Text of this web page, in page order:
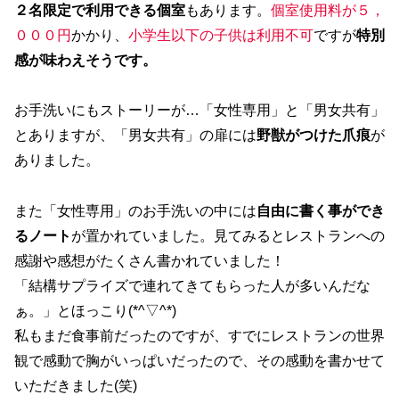
２名限定で利用できる個室もあります。 個室使用料が５，
０００円かかり、 小学生以下の子供は利用不可ですが特別
感が味わえそうです。
お手洗いにもストーリーが…「女性専用」と「男女共有」
とありますが、「男女共有」の扉には野獣がつけた爪痕が
ありました。
また「女性専用」のお手洗いの中には自由に書く事ができ
るノート が置かれていました。見てみるとレストランへの
感謝や感想がたくさん書かれていました！
「結構サプライズで連れてきてもらった人が多いんだな
ぁ。」とほっこり(*^▽^*)
私もまだ食事前だったのですが、すでにレストランの世界
観で感動で胸がいっぱいだったので、その感動を書かせて
いただきました(笑)